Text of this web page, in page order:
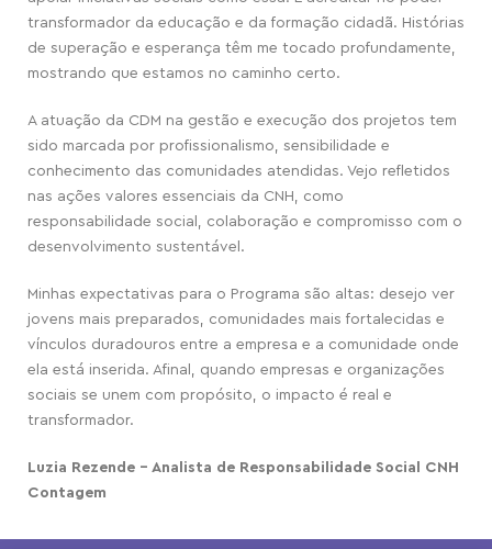
transformador da educação e da formação cidadã. Histórias
de superação e esperança têm me tocado profundamente,
mostrando que estamos no caminho certo.
A atuação da CDM na gestão e execução dos projetos tem
sido marcada por profissionalismo, sensibilidade e
conhecimento das comunidades atendidas. Vejo refletidos
nas ações valores essenciais da CNH, como
responsabilidade social, colaboração e compromisso com o
desenvolvimento sustentável.
Minhas expectativas para o Programa são altas: desejo ver
jovens mais preparados, comunidades mais fortalecidas e
vínculos duradouros entre a empresa e a comunidade onde
ela está inserida. Afinal, quando empresas e organizações
sociais se unem com propósito, o impacto é real e
transformador.
Luzia Rezende – Analista de Responsabilidade Social CNH
Contagem